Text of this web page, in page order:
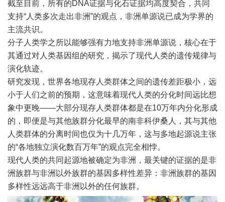
截至目前，所有的DNA证据与化石证据均高度契合，共同
支持“人类多次走出非洲”的观点，非洲单源说已成为学界的
主流共识。
分子人类学之所以能够强有力地支持非洲单源说，核心在于
其通过对人类基因组的研究，揭示了现代人类的遗传规律与
演化轨迹。
研究发现，世界各地现存人类群体之间的遗传差距极小，远
小于人们之前的预期，这意味着现代人类的分化时间远比想
象中更晚——大部分现存人类群体都是在10万年内分化形成
的，即便是与其他族群分化最早的南非科伊桑人，其与其他
人类群体的分离时间也仅为十几万年，这与多地起源说主张
的“各地独立演化数百万年”的观点完全相悖。
现代人类的共同起源地被确定为非洲，最关键的证据的是非
洲族群与非洲以外族群的基因多样性差异：非洲族群的基因
多样性远远高于非洲以外的任何族群。